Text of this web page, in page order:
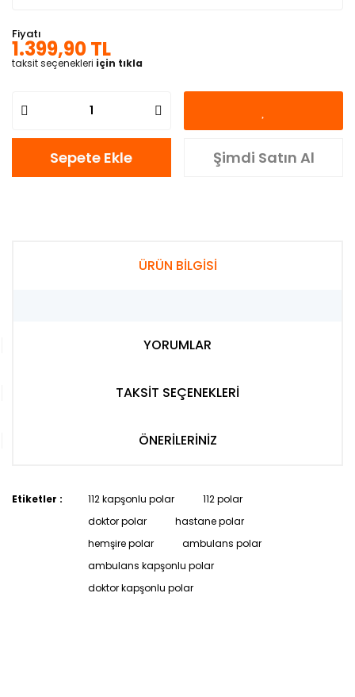
Fiyatı
1.399,90 TL
taksit seçenekleri için tıkla
Sepete Ekle Şimdi Satın Al
ÜRÜN BİLGİSİ
YORUMLAR
TAKSİT SEÇENEKLERİ
ÖNERİLERİNİZ
Etiketler : 112 kapşonlu polar
112 polar
doktor polar
hastane polar
hemşire polar
ambulans polar
ambulans kapşonlu polar
doktor kapşonlu polar